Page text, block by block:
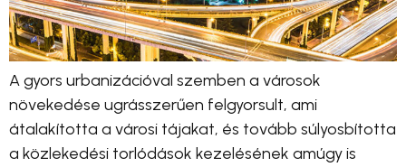
A gyors urbanizációval szemben a városok
növekedése ugrásszerűen felgyorsult, ami
átalakította a városi tájakat, és tovább súlyosbította
a közlekedési torlódások kezelésének amúgy is